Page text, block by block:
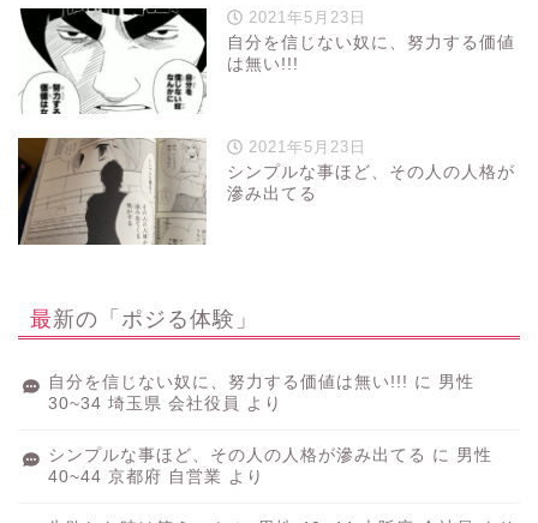
2021年5月23日
自分を信じない奴に、努力する価値
は無い!!!
2021年5月23日
シンプルな事ほど、その人の人格が
滲み出てる
最新の「ポジる体験」
自分を信じない奴に、努力する価値は無い!!! に 男性
30~34 埼玉県 会社役員
より
シンプルな事ほど、その人の人格が滲み出てる に 男性
40~44 京都府 自営業 より